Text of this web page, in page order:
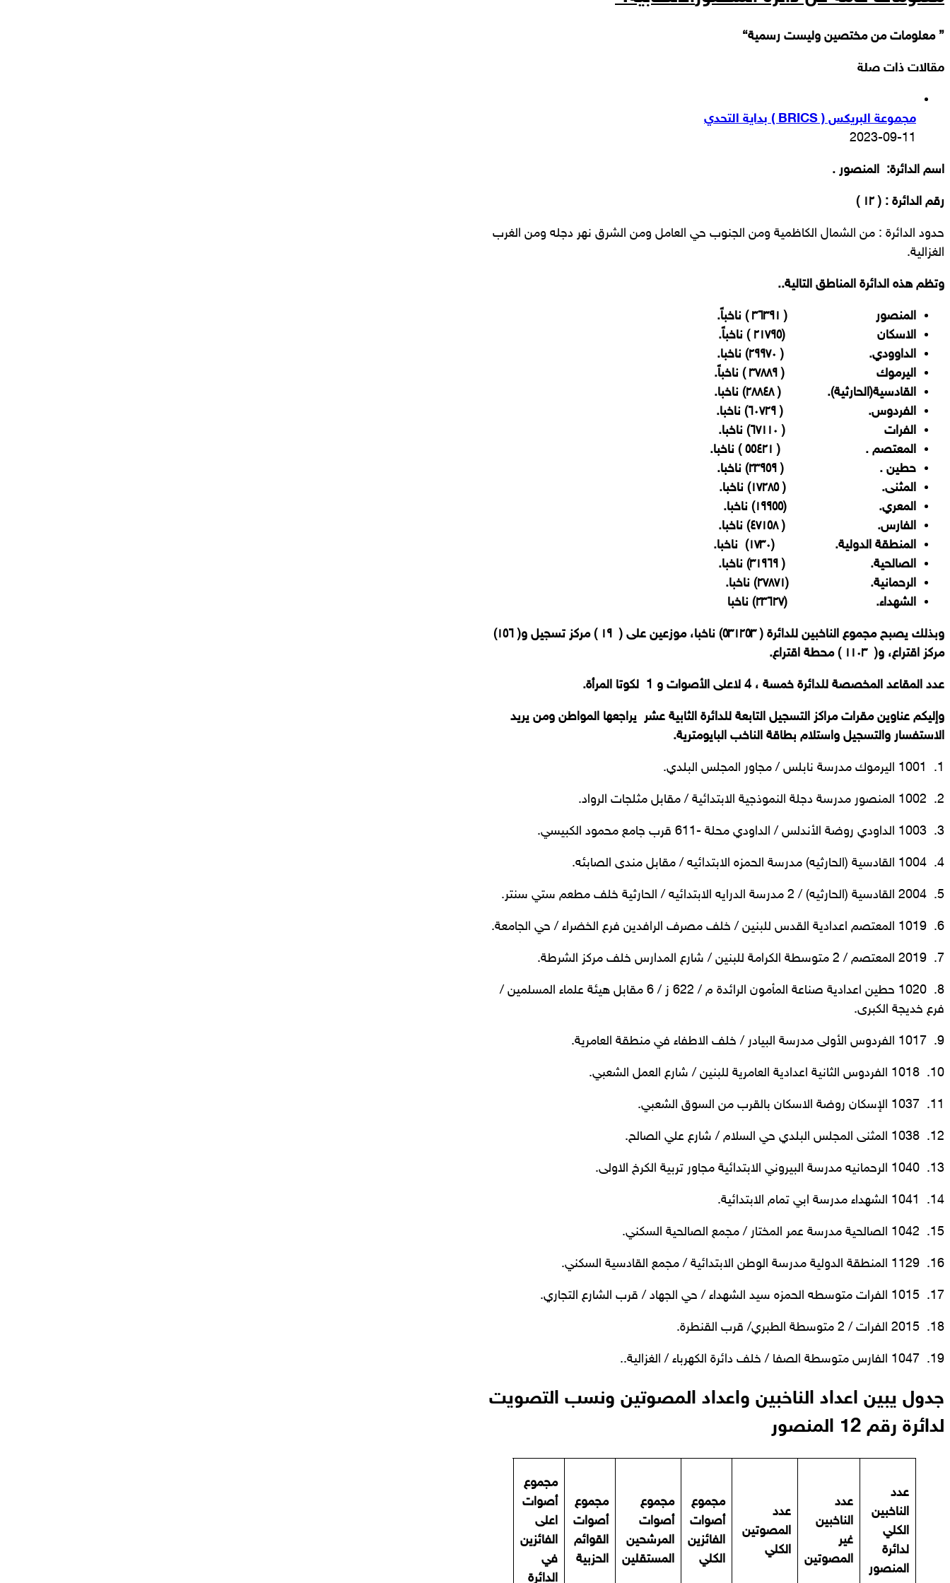
{ معلومات من مختصين وليست رسمية}
مقالات ذات صلة
مجموعة البريكس ( BRICS ) بداية التحدي
2023-09-11
اسم الدائرة: المنصور .
رقم الدائرة : ( ١٢ )
حدود الدائرة : من الشمال الكاظمية ومن الجنوب حي العامل ومن الشرق نهر دجله ومن الغرب
الغزالية.
وتظم هذه الدائرة المناطق التالية..
المنصور ( ٣٦٣٩١ ) ناخباً.
الاسكان (٢١٧٩٥ ) ناخباً.
الداوودي. ( ٢٩٩٧٠) ناخبا.
اليرموك ( ٣٧٨٨٩ ) ناخباً.
القادسية(الحارثية). ( ٢٨٨٤٨) ناخبا.
الفردوس. ( ٦٠٧٢٩) ناخبا.
الفرات ( ٦٧١١٠) ناخبا.
المعتصم . ( ٥٥٤٢١ ) ناخبا.
حطين . ( ٢٣٩٥٩) ناخبا.
المثنى. ( ١٧٢٨٥) ناخبا.
المعري. (١٩٩٥٥) ناخبا.
الفارس. ( ٤٧١٥٨) ناخبا.
المنطقة الدولية. (١٧٣٠) ناخبا.
الصالحية. ( ٣١٩٦٩) ناخبا.
الرحمانية. (٢٧٨٧١) ناخبا.
الشهداء. (٢٣٦٢٧) ناخبا
وبذلك يصبح مجموع الناخبين للدائرة ( ٥٣١٢٥٣) ناخبا، موزعين على ( ١٩ ) مركز تسجيل و( ١٥٦)
مركز اقتراع، و( ١١٠٣ ) محطة اقتراع.
عدد المقاعد المخصصة للدائرة خمسة ، 4 لاعلى الأصوات و 1 لكوتا المرأة.
وإليكم عناوين مقرات مراكز التسجيل التابعة للدائرة الثابية عشر يراجعها المواطن ومن يريد
الاستفسار والتسجيل واستلام بطاقة الناخب البايومترية.
1. 1001 اليرموك مدرسة نابلس / مجاور المجلس البلدي.
2. 1002 المنصور مدرسة دجلة النموذجية الابتدائية / مقابل مثلجات الرواد.
3. 1003 الداودي روضة الأندلس / الداودي محلة -611 قرب جامع محمود الكبيسي.
4. 1004 القادسية (الحارثيه) مدرسة الحمزه الابتدائيه / مقابل مندى الصابئه.
5. 2004 القادسية (الحارثيه) / 2 مدرسة الدرايه الابتدائيه / الحارثية خلف مطعم ستي سنتر.
6. 1019 المعتصم اعدادية القدس للبنين / خلف مصرف الرافدين فرع الخضراء / حي الجامعة.
7. 2019 المعتصم / 2 متوسطة الكرامة للبنين / شارع المدارس خلف مركز الشرطة.
8. 1020 حطين اعدادية صناعة المأمون الرائدة م / 622 ز / 6 مقابل هيئة علماء المسلمين /
فرع خديجة الكبرى.
9. 1017 الفردوس الأولى مدرسة البيادر / خلف الاطفاء في منطقة العامرية.
10. 1018 الفردوس الثانية اعدادية العامرية للبنين / شارع العمل الشعبي.
11. 1037 الإسكان روضة الاسكان بالقرب من السوق الشعبي.
12. 1038 المثنى المجلس البلدي حي السلام / شارع علي الصالح.
13. 1040 الرحمانيه مدرسة البيروني الابتدائية مجاور تربية الكرخ الاولى.
14. 1041 الشهداء مدرسة ابي تمام الابتدائية.
15. 1042 الصالحية مدرسة عمر المختار / مجمع الصالحية السكني.
16. 1129 المنطقة الدولية مدرسة الوطن الابتدائية / مجمع القادسية السكني.
17. 1015 الفرات متوسطه الحمزه سيد الشهداء / حي الجهاد / قرب الشارع التجاري.
18. 2015 الفرات / 2 متوسطة الطبري/ قرب القنطرة.
19. 1047 الفارس متوسطة الصفا / خلف دائرة الكهرباء / الغزالية..
جدول يبين اعداد الناخبين واعداد المصوتين ونسب التصويت
لدائرة رقم 12 المنصور
عدد
الناخبين
الكلي
لدائرة
المنصور
عدد
الناخبين
غير
المصوتين
عدد
المصوتين
الكلي
مجموع
أصوات
الفائزين
الكلي
مجموع
أصوات
المرشحين
المستقلين
مجموع
أصوات
القوائم
الحزبية
مجموع
أصوات
اعلى
الفائزين
في
الدائرة